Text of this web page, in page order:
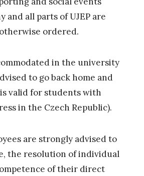
and all parts of UJEP are
ordered.
in the university
to go back home and
valid for students with
in the Czech Republic).
are strongly advised to
the resolution of individual
of their direct